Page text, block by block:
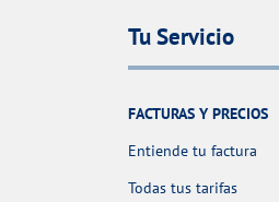
Tu Servicio
FACTURAS Y PRECIOS
Entiende tu factura
Todas tus tarifas